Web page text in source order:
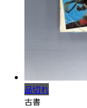
品切れ
古書